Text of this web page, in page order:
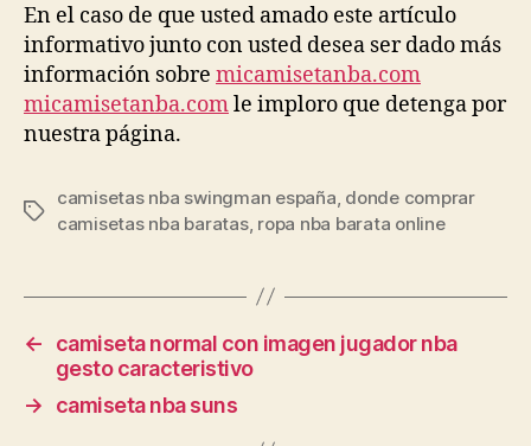
En el caso de que usted amado este artículo
informativo junto con usted desea ser dado más
información sobre micamisetanba.com
micamisetanba.comle imploro que detenga por
nuestra página.
Etiquetas
camisetas nba swingman españa donde comprar
camisetas nba baratas, ropa nba barata online
←
camiseta normal con imagen jugador nba
gesto caracteristivo
→
camiseta nba suns